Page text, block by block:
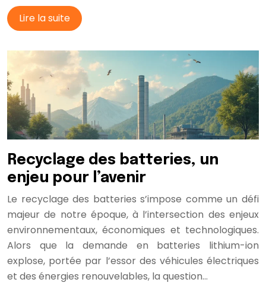
Lire la suite
Recyclage des batteries, un
enjeu pour l’avenir
Le recyclage des batteries s’impose comme un défi
majeur de notre époque, à l’intersection des enjeux
environnementaux, économiques et technologiques.
Alors que la demande en batteries lithium-ion
explose, portée par l’essor des véhicules électriques
et des énergies renouvelables, la question…